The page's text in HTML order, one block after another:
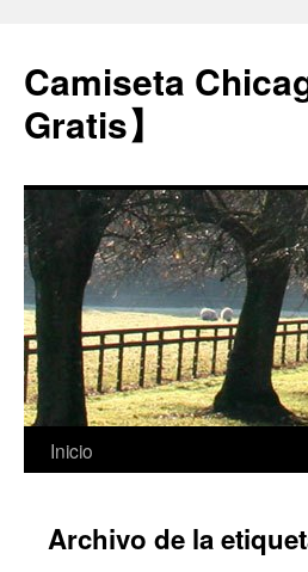
Camiseta
Gratis】
Saltar
contenido
Inicio
Archivo de la